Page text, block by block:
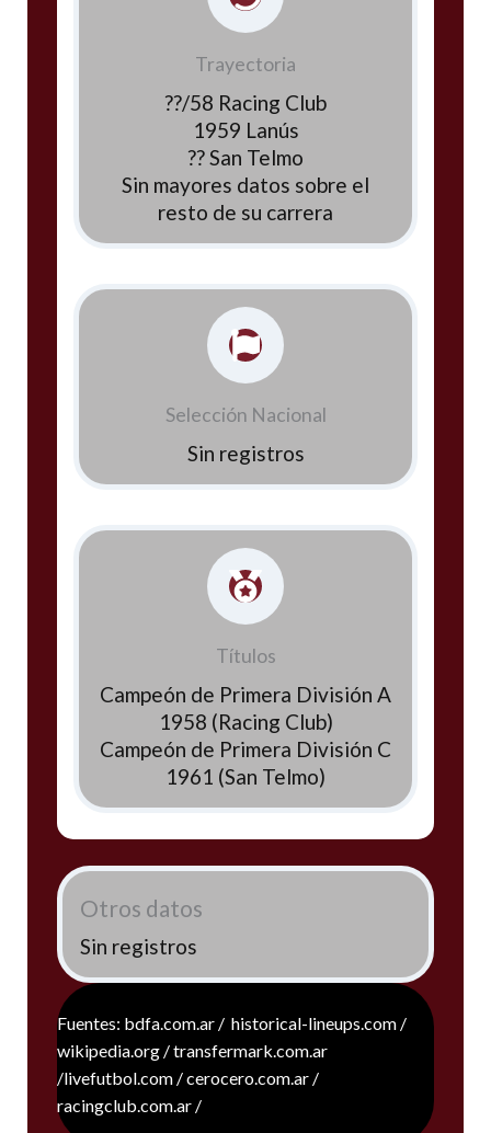
Trayectoria
??/58 Racing Club
1959 Lanús
?? San Telmo
Sin mayores datos sobre el
resto de su carrera
Selección Nacional
Sin registros
Títulos
Campeón de Primera División A
1958 (Racing Club)
Campeón de Primera División C
1961 (San Telmo)
Otros datos
Sin registros
Fuentes: bdfa.com.ar / historical-lineups.com /
wikipedia.org / transfermark.com.ar
/livefutbol.com / cerocero.com.ar /
racingclub.com.ar /